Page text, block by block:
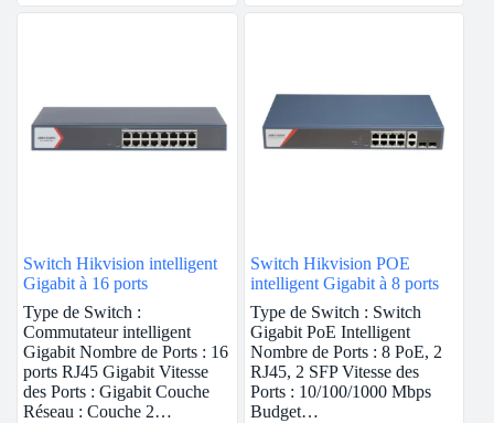
Switch Hikvision intelligent
Gigabit à 16 ports
Type de Switch :
Commutateur intelligent
Gigabit Nombre de Ports : 16
ports RJ45 Gigabit Vitesse
des Ports : Gigabit Couche
Réseau : Couche 2…
Switch Hikvision POE
intelligent Gigabit à 8 ports
Type de Switch : Switch
Gigabit PoE Intelligent
Nombre de Ports : 8 PoE, 2
RJ45, 2 SFP Vitesse des
Ports : 10/100/1000 Mbps
Budget…